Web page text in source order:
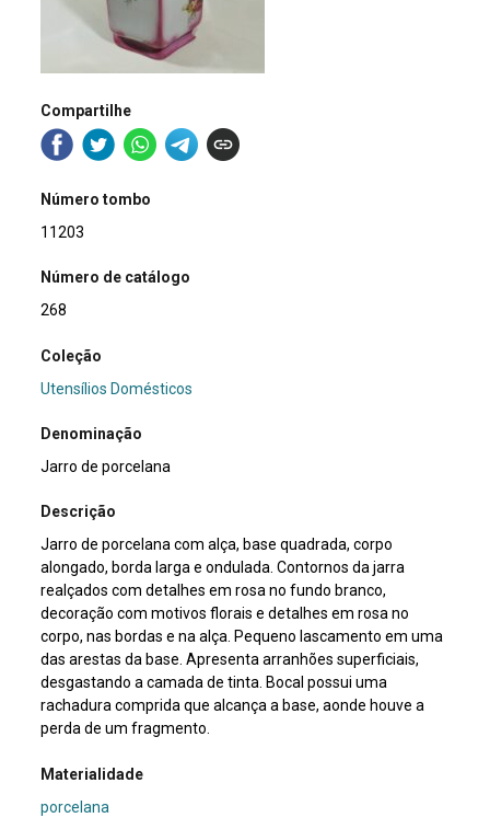
Compartilhe
Número tombo
11203
Número de catálogo
268
Coleção
Utensílios Domésticos
Denominação
Jarro de porcelana
Descrição
Jarro de porcelana com alça, base quadrada, corpo
alongado, borda larga e ondulada. Contornos da jarra
realçados com detalhes em rosa no fundo branco,
decoração com motivos florais e detalhes em rosa no
corpo, nas bordas e na alça. Pequeno lascamento em uma
das arestas da base. Apresenta arranhões superficiais,
desgastando a camada de tinta. Bocal possui uma
rachadura comprida que alcança a base, aonde houve a
perda de um fragmento.
Materialidade
porcelana